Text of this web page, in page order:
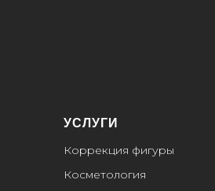
УСЛУГИ
Коррекция фигуры
Косметология